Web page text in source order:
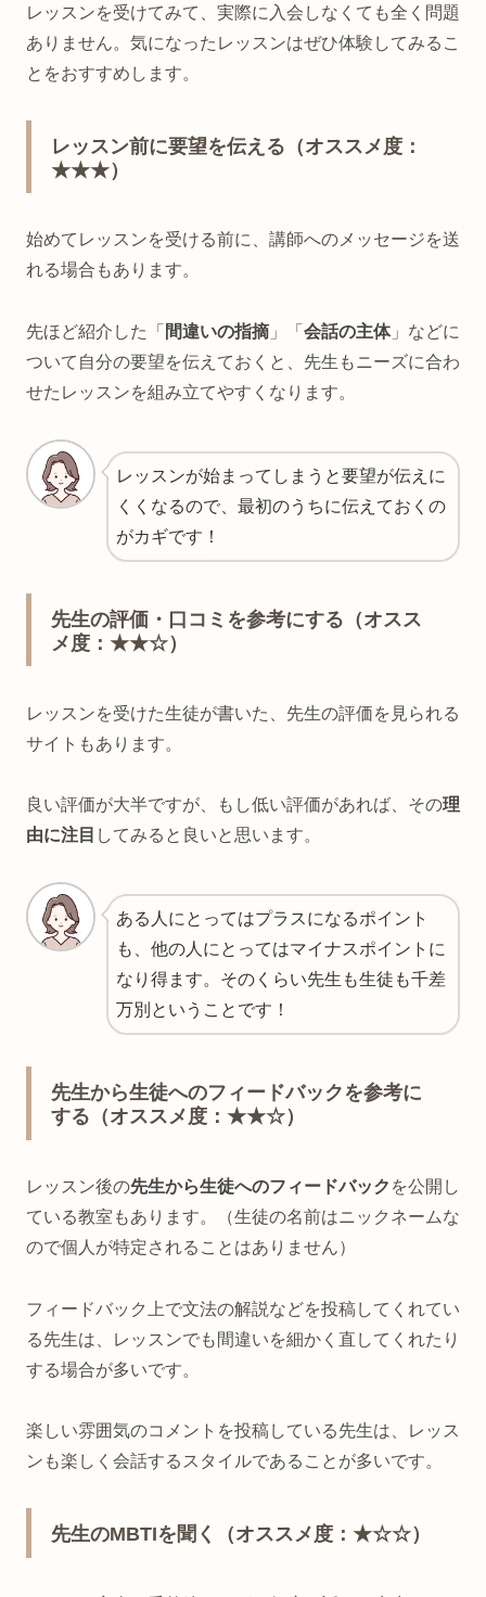
レッスンを受けてみて、実際に入会しなくても全く問題
ありません。気になったレッスンはぜひ体験してみるこ
とをおすすめします。
レッスン前に要望を伝える（オススメ度：
★★★）
始めてレッスンを受ける前に、講師へのメッセージを送
れる場合もあります。
先ほど紹介した「 間違いの指摘」「 会話の主体」などに
ついて自分の要望を伝えておくと、先生もニーズに合わ
せたレッスンを組み立てやすくなります。
レッスンが始まってしまうと要望が伝えに
くくなるので、最初のうちに伝えておくの
がカギです！
先生の評価・口コミを参考にする（オスス
メ度：★★☆）
レッスンを受けた生徒が書いた、先生の評価を見られる
サイトもあります。
良い評価が大半ですが、もし低い評価があれば、その理
由に注目 してみると良いと思います。
ある人にとってはプラスになるポイント
も、他の人にとってはマイナスポイントに
なり得ます。そのくらい先生も生徒も千差
万別ということです！
先生から生徒へのフィードバックを参考に
する（オススメ度：★★☆）
レッスン後の先生から生徒へのフィードバック を公開し
ている教室もあります。（生徒の名前はニックネームな
ので個人が特定されることはありません）
フィードバック上で文法の解説などを投稿してくれてい
る先生は、レッスンでも間違いを細かく直してくれたり
する場合が多いです。
楽しい雰囲気のコメントを投稿している先生は、レッス
ンも楽しく会話するスタイルであることが多いです。
先生のMBTIを聞く（オススメ度：★☆☆）